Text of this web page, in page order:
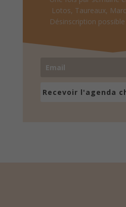
Lotos, Taureaux,
Désinscription
Recevoir l'agenda